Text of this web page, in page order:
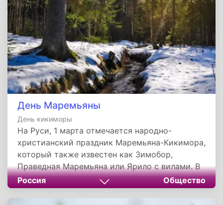
раздражение.
День Маремьяны
День кикиморы
На Руси, 1 марта отмечается народно-
христианский праздник Маремьяна-Кикимора,
который также известен как Зимобор,
Праведная Маремьяна или Ярило с вилами. В
православном календаре этот день является
днем почтения памяти праведной Мариамны.
В народе этот день считался особенным,
Россия Общество